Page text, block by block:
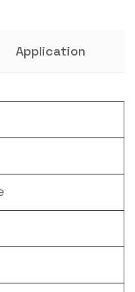
Application